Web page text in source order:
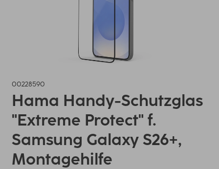
00228590
Hama Handy-Schutzglas
"Extreme Protect" f.
Samsung Galaxy S26+,
Montagehilfe